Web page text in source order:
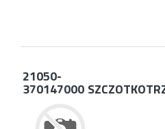
21050-
370147000